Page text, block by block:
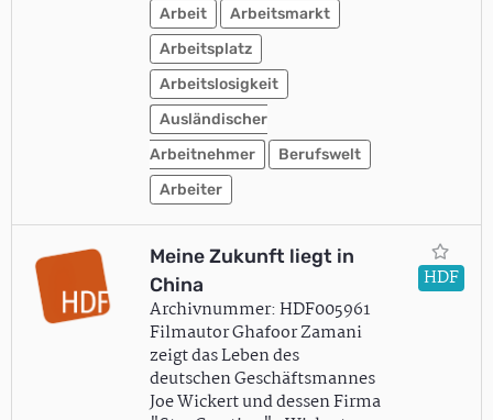
Arbeit
Arbeitsmarkt
Arbeitsplatz
Arbeitslosigkeit
Ausländischer
Arbeitnehmer
Berufswelt
Arbeiter
Meine Zukunft liegt in
China
Archivnummer: HDF005961
Filmautor Ghafoor Zamani
zeigt das Leben des
deutschen Geschäftsmannes
Joe Wickert und dessen Firma
HDF